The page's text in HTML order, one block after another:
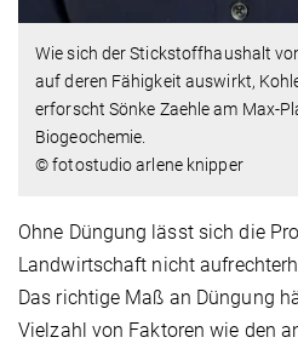
Wie sich der Stickstoffhaushalt
auf deren Fähigkeit auswirkt,
erforscht Sönke Zaehle am Max-
Biogeochemie.
© fotostudio arlene knipper
Ohne Düngung lässt sich die
Landwirtschaft nicht
Das richtige Maß an Düngung
Vielzahl von Faktoren wie den